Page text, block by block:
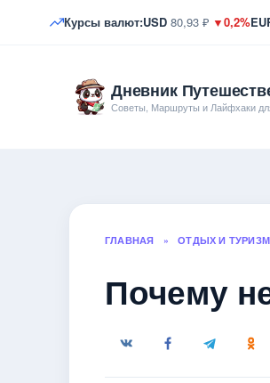
Курсы валют:USD 80,93 ₽ ▼0,2%
Дневник
Советы, Маршруты и Лайфхаки
ГЛАВНАЯ » ОТДЫХ И ТУРИЗМ
Почему